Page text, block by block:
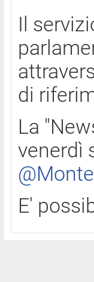
Il
di
La
venerdì
E'